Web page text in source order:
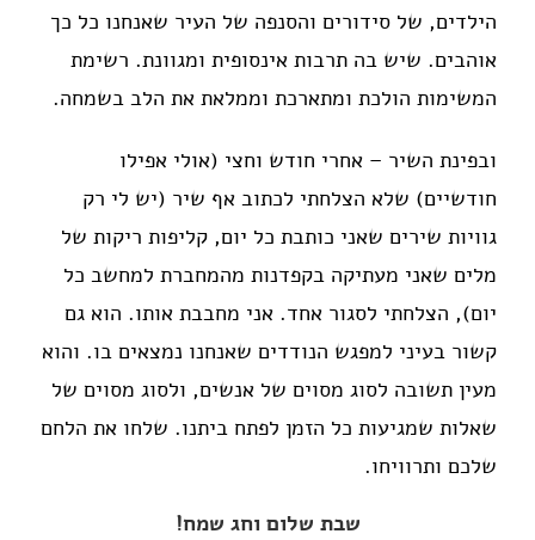
הילדים, של סידורים והסנפה של העיר שאנחנו כל כך
אוהבים. שיש בה תרבות אינסופית ומגוונת. רשימת
המשימות הולכת ומתארכת וממלאת את הלב בשמחה.
ובפינת השיר – אחרי חודש וחצי (אולי אפילו
חודשיים) שלא הצלחתי לכתוב אף שיר (יש לי רק
גוויות שירים שאני כותבת כל יום, קליפות ריקות של
מלים שאני מעתיקה בקפדנות מהמחברת למחשב כל
יום), הצלחתי לסגור אחד. אני מחבבת אותו. הוא גם
קשור בעיני למפגש הנודדים שאנחנו נמצאים בו. והוא
מעין תשובה לסוג מסוים של אנשים, ולסוג מסוים של
שאלות שמגיעות כל הזמן לפתח ביתנו. שלחו את הלחם
שלכם ותרוויחו.
שבת שלום וחג שמח!